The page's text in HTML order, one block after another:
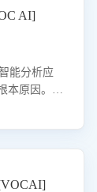
满意度的持
AI]
能分析应
本原因。该
可落地的改